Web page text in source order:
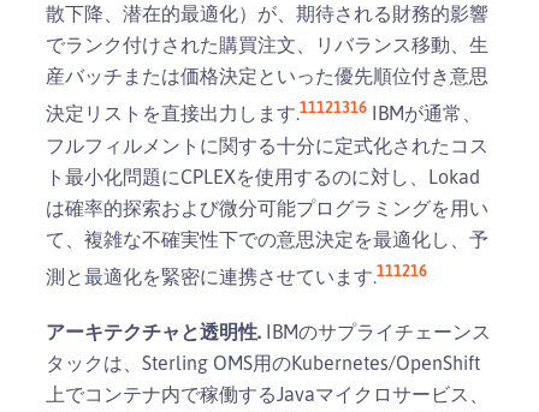
散下降、潜在的最適化）が、期待される財務的影響
でランク付けされた購買注文、リバランス移動、生
産バッチまたは価格決定といった優先順位付き意思
決定リストを直接出力します.11121316 IBMが通常、
フルフィルメントに関する十分に定式化されたコス
ト最小化問題にCPLEXを使用するのに対し、Lokad
は確率的探索および微分可能プログラミングを用い
て、複雑な不確実性下での意思決定を最適化し、予
測と最適化を緊密に連携させています.111216
アーキテクチャと透明性. IBMのサプライチェーンス
タックは、Sterling OMS用のKubernetes/OpenShift
上でコンテナ内で稼働するJavaマイクロサービス、